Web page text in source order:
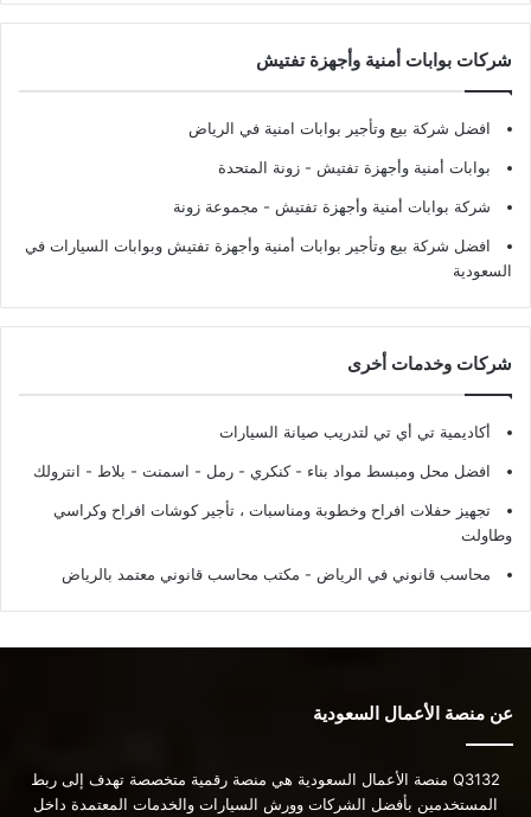
شركات بوابات أمنية وأجهزة تفتيش
افضل شركة بيع وتأجير بوابات امنية في الرياض
بوابات أمنية وأجهزة تفتيش - زونة المتحدة
شركة بوابات أمنية وأجهزة تفتيش - مجموعة زونة
افضل شركة بيع وتأجير بوابات أمنية وأجهزة تفتيش وبوابات السيارات في
السعودية
شركات وخدمات أخرى
أكاديمية تي أي تي لتدريب صيانة السيارات
افضل محل ومبسط مواد بناء - كنكري - رمل - اسمنت - بلاط - انترولك
تجهيز حفلات افراح وخطوبة ومناسبات ، تأجير كوشات افراح وكراسي
وطاولت
محاسب قانوني في الرياض - مكتب محاسب قانوني معتمد بالرياض
عن منصة الأعمال السعودية
Q3132 منصة الأعمال السعودية هي منصة رقمية متخصصة تهدف إلى ربط
المستخدمين بأفضل الشركات وورش السيارات والخدمات المعتمدة داخل